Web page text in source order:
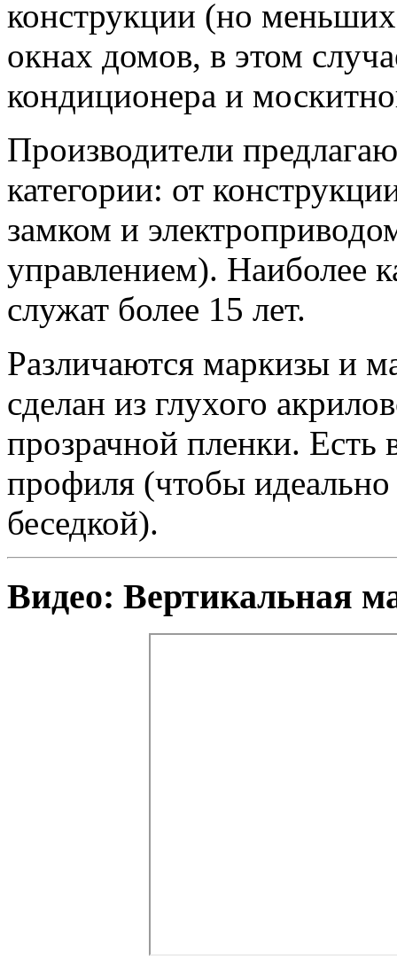
конструкции (но
окнах домов, в этом
кондиционера и
Производители
категории: от
замком и
управлением). Наиболее
служат более 15 лет.
Различаются маркизы и
сделан из глухого
прозрачной пленки. Есть
профиля (чтобы идеально
беседкой).
Видео: Вертикальная